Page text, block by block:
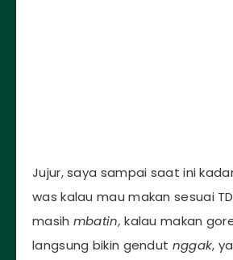
Jujur, saya sampai saat ini
was kalau mau makan sesuai
masih mbatin, kalau makan
langsung bikin gendut nggak,